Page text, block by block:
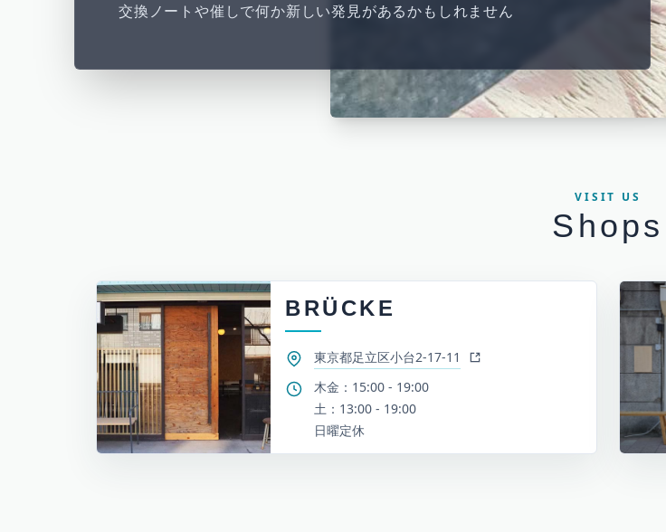
交換ノートや催しで何か新しい発見があるかもしれません
VISIT US
Shops
BRÜCKE
東京都足立区小台2-17-11
木金：15:00 - 19:00
土：13:00 - 19:00
日曜定休